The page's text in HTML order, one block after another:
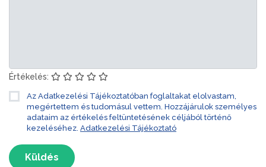
Értékelés:
Az Adatkezelési Tájékoztatóban foglaltakat elolvastam,
megértettem és tudomásul vettem. Hozzájárulok személyes
adataim az értékelés feltüntetésének céljából történő
kezeléséhez. Adatkezelési Tájékoztató
Küldés